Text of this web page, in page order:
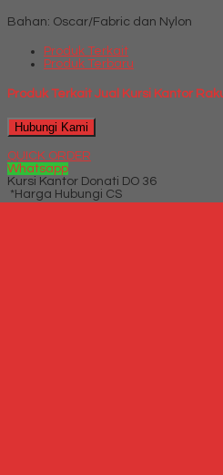
Bahan: Oscar/Fabric dan Nylon
Produk Terkait
Produk Terbaru
Produk Terkait Jual Kursi Kantor
Hubungi Kami
QUICK ORDER
Whatsapp
Kursi Kantor Donati DO 36
*Harga Hubungi CS